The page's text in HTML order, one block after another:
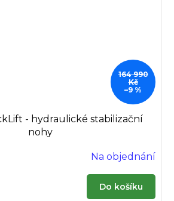
164 990
Kč
–9 %
- hydraulické stabilizační
nohy
Na objednání
Do košíku